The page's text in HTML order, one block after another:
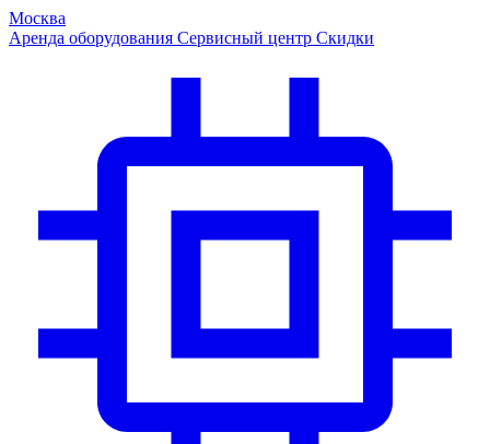
Москва
Аренда оборудования Сервисный центр Скидки